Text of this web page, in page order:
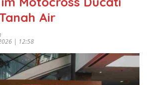
Air
| 12:58